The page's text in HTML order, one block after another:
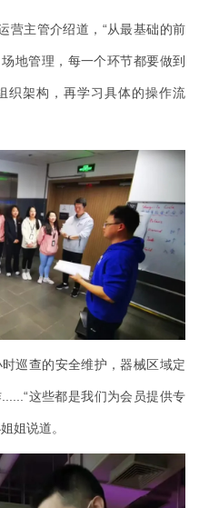
营主管介绍道，“从最基础的前
地管理，每一个环节都要做到
织架构，再学习具体的操作流
巡查的安全维护，器械区域定
这些都是我们为会员提供专
姐说道。